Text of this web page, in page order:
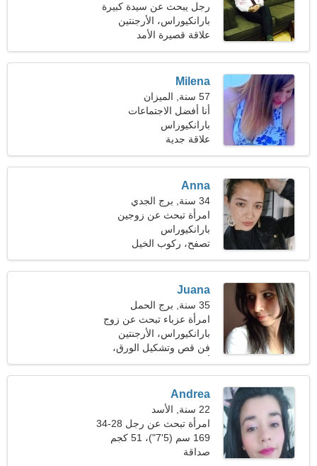
رجل يبحث عن سيدة كبيرة
49-55
بارانكيوراس، الأرجنتين
علاقة قصيرة الأمد
Milena
57 سنة, الميزان
أنا أفضل الاجتماعات
والمسرح
بارانكيوراس
علاقة جدية
Anna
34 سنة, برج الجدي
امرأة تبحث عن زوجين
بارانكيوراس
تصفح، ركوب الخيل
Juana
35 سنة, برج الحمل
امرأة عزباء تبحث عن زوج
بارانكيوراس، الأرجنتين
فن قص وتشكيل الورق،
ألعاب القوى
Andrea
22 سنة, الأسد
امرأة تبحث عن رجل 28-34
169 سم (5'7")، 51 كجم
(112 رطلا)
صداقة